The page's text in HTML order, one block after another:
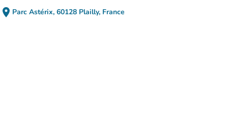
place Parc Astérix, 60128 Plailly, France
(agor yn Google Maps)
(tab newydd)